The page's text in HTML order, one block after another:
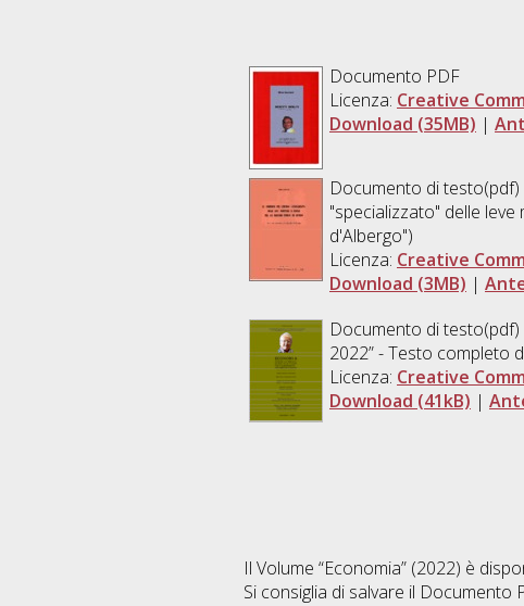
Documento PDF
Licenza: Creative
Download (35MB) |
Documento di testo(pdf)
"specializzato" delle
d'Albergo")
Licenza: Creative
Download (3MB) |
Documento di testo(pdf)
2022” - Testo completo
Licenza: Creative
Download (41kB) |
Il Volume “Economia” (2022) è
Si consiglia di salvare il